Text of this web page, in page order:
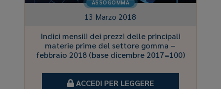
ASSOGOMMA
13 Marzo 2018
Indici mensili dei prezzi delle principali
materie prime del settore gomma –
febbraio 2018 (base dicembre 2017=100)
ACCEDI PER LEGGERE